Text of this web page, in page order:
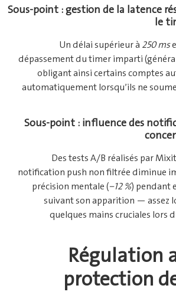
Sous‑point : gestion de la latence
le
Un délai supérieur à 250 ms
dépassement du timer imparti
obligant ainsi certains comptes
automatiquement lorsqu’ils ne
Sous‑point : influence des
Des tests A/B réalisés par
notification push non filtrée diminue
précision mentale (−12 %) pendant
suivant son apparition — assez
quelques mains cruciales lors
Régulation
protection